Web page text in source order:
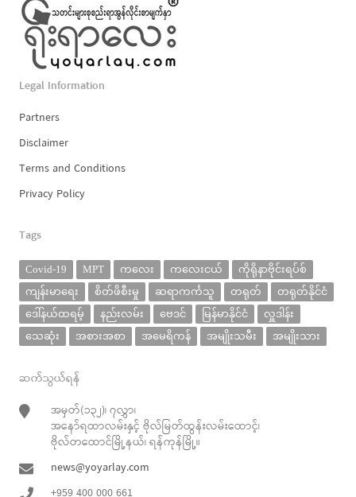
Legal Information
Partners
Disclaimer
Terms and Conditions
Privacy Policy
Tags
Covid-19 MPT ကလေး ကလေးငယ်
ကိုရိုနာဗိုင်းရပ်စ်
ကျန်းမာရေး
စိတ်ဖိစီးမှု ဆရာကင်္ကသူ တရုတ်
တရုတ်နိုင်ငံ
ဒေါ်နယ်ထရမ့်
နည်းလမ်း ဗေဒင် မြန်မာနိုင်ငံ
လှူဒါန်း
သေဆုံး
အစားအစာ အမေရိကန် အမျိုးသမီး အမျိုးသား
ဆက်သွယ်ရန်
အမှတ်(၁၃၂)၊ ၇လွှာ၊
အနော်ရထာလမ်းနှင့် ဗိုလ်မြတ်ထွန်းလမ်းထောင့်၊
ဗိုလ်တထောင်မြို့နယ်၊ ရန်ကုန်မြို့။
news@yoyarlay.com
+959 400 000 661